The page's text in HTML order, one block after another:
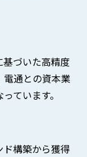
づいた高精度
電通との資本業
ています。
構築から獲得